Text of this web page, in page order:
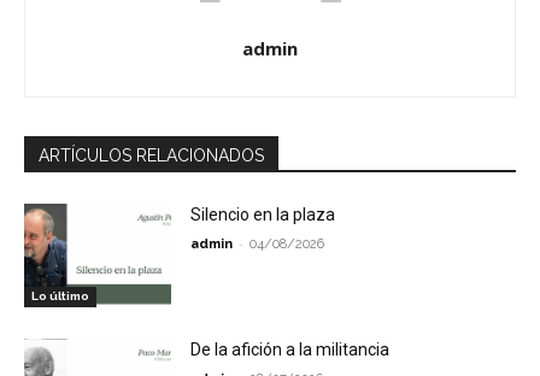
admin
ARTÍCULOS RELACIONADOS
Lo último
Silencio en la plaza
admin - 04/08/2026
De la afición a la militancia